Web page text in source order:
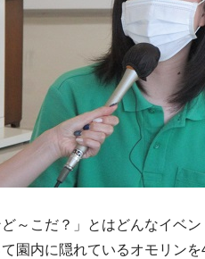
～こだ？」とはどんなイベン
園内に隠れているオモリン